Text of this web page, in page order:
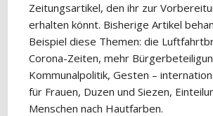
Zeitungsartikel, den ihr zur
erhalten könnt. Bisherige Artikel
Beispiel diese Themen: die
Corona-Zeiten, mehr
Kommunalpolitik, Gesten –
für Frauen, Duzen und Siezen,
Menschen nach Hautfarben.